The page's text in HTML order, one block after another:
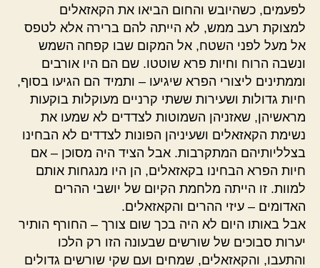
לפעמים, כשהיובש והחום הביאו את הקאזאלים
למצוקת רעב ממש, לא הייתה להם ברירה אלא לטפס
אל מעל לפני השטח, אל המקום שבו קפחה השמש
ונשבה הרוח וחיות פרא שוטטו. שם הם היו אורבים
וממתינים ליצורי הפרא שיגיעו – ותמיד הם הגיעו בסוף,
חיות גדולות ושעירות ששתי קרניים מעוקלות בוקעות
מראשיהן, שאזניהן השמוטות לצדדים לא שמעו את
נשימת הקאזאלים ושעיניהן הפונות לצדדים לא הבחינו
בצלליותיהם המתקרבות. אבל הציד היה מסוכן – אם
חיות הפרא הבחינו בקאזאלים, הן היו מנגחות אותם
למוות. זו הייתה מלחמת הקיום של יושבי ההרים
האדומים – עיזי ההרים והקאזאלים.
אבל באותו היום לא היה בכך שום צורך – החורף הותיר
יערות סבוכים של שורשים שבעונה הזו רק הלכו
והתעבו, והקאזאלים, שמחים ועם שקי שורשים גדולים